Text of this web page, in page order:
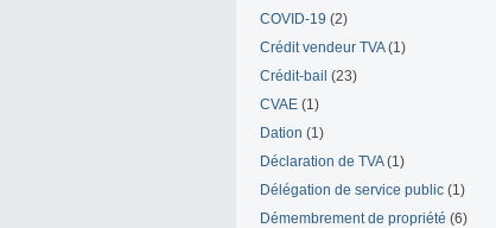
COVID-19 (2)
Crédit vendeur TVA(1)
Crédit-bail (23)
CVAE (1)
Dation (1)
Déclaration de TVA(1)
Délégation de service public (1)
Démembrement de propriété (6)